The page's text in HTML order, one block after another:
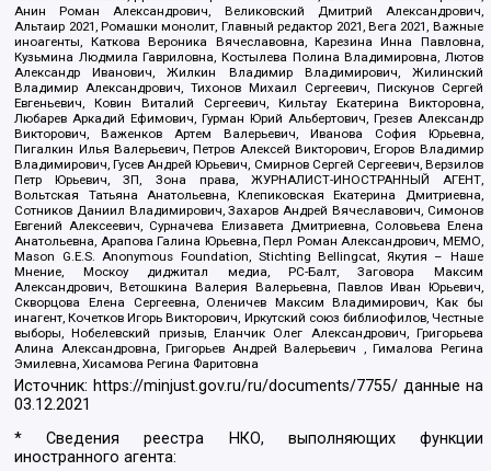
Анин Роман Александрович, Великовский Дмитрий Александрович,
Альтаир 2021, Ромашки монолит, Главный редактор 2021, Вега 2021, Важные
иноагенты, Каткова Вероника Вячеславовна, Карезина Инна Павловна,
Кузьмина Людмила Гавриловна, Костылева Полина Владимировна, Лютов
Александр Иванович, Жилкин Владимир Владимирович, Жилинский
Владимир Александрович, Тихонов Михаил Сергеевич, Пискунов Сергей
Евгеньевич, Ковин Виталий Сергеевич, Кильтау Екатерина Викторовна,
Любарев Аркадий Ефимович, Гурман Юрий Альбертович, Грезев Александр
Викторович, Важенков Артем Валерьевич, Иванова София Юрьевна,
Пигалкин Илья Валерьевич, Петров Алексей Викторович, Егоров Владимир
Владимирович, Гусев Андрей Юрьевич, Смирнов Сергей Сергеевич, Верзилов
Петр Юрьевич, ЗП, Зона права, ЖУРНАЛИСТ-ИНОСТРАННЫЙ АГЕНТ,
Вольтская Татьяна Анатольевна, Клепиковская Екатерина Дмитриевна,
Сотников Даниил Владимирович, Захаров Андрей Вячеславович, Симонов
Евгений Алексеевич, Сурначева Елизавета Дмитриевна, Соловьева Елена
Анатольевна, Арапова Галина Юрьевна, Перл Роман Александрович, МЕМО,
Mason G.E.S. Anonymous Foundation, Stichting Bellingcat, Якутия – Наше
Мнение, Москоу диджитал медиа, РС-Балт, Заговора Максим
Александрович, Ветошкина Валерия Валерьевна, Павлов Иван Юрьевич,
Скворцова Елена Сергеевна, Оленичев Максим Владимирович, Как бы
инагент, Кочетков Игорь Викторович, Иркутский союз библиофилов, Честные
выборы, Нобелевский призыв, Еланчик Олег Александрович, Григорьева
Алина Александровна, Григорьев Андрей Валерьевич , Гималова Регина
Эмилевна, Хисамова Регина Фаритовна
Источник: https://minjust.gov.ru/ru/documents/7755/ данные на
03.12.2021
* Сведения реестра НКО, выполняющих функции
иностранного агента: